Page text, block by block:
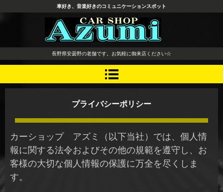
長野県 安曇野市 タイヤ ホ
イール デッドニング カーオ
ーディオ レカロシート
車好き、音楽好きのコミュニケーションスポット
長野県安曇野の老舗です。お気軽に御来店ください☆
プライバシーポリシー
カーショップ アズミ（以下当社）では、個人情
報に関する法令およびその他の規範を遵守し、お
客様の大切な個人情報の保護に万全を尽くしま
す。